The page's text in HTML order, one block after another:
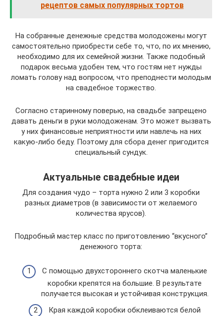
рецептов самых популярных тортов
На собранные денежные средства молодожены могут
самостоятельно приобрести себе то, что, по их мнению,
необходимо для их семейной жизни. Также подобный
подарок весьма удобен тем, что гостям нет нужды
ломать голову над вопросом, что преподнести молодым
на свадебное торжество.
Согласно старинному поверью, на свадьбе запрещено
давать деньги в руки молодоженам. Это может вызвать
у них финансовые неприятности или навлечь на них
какую-либо беду. Поэтому для сбора денег пригодится
специальный сундук.
Актуальные свадебные идеи
Для создания чудо – торта нужно 2 или 3 коробки
разных диаметров (в зависимости от желаемого
количества ярусов).
Подробный мастер класс по приготовлению “вкусного”
денежного торта:
С помощью двухстороннего скотча маленькие
коробки крепятся на большие. В результате
получается высокая и устойчивая конструкция.
Края каждой коробки обклеиваются белой